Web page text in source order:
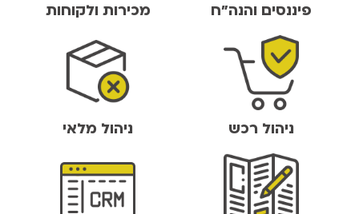
פיננסים והנה"ח מכירות ולקוחות
ניהול רכש ניהול מלאי